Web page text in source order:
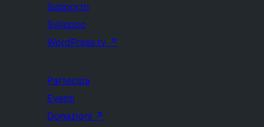
Supporto
Sviluppo
WordPress.tv ↗
Partecipa
Eventi
Donazioni ↗